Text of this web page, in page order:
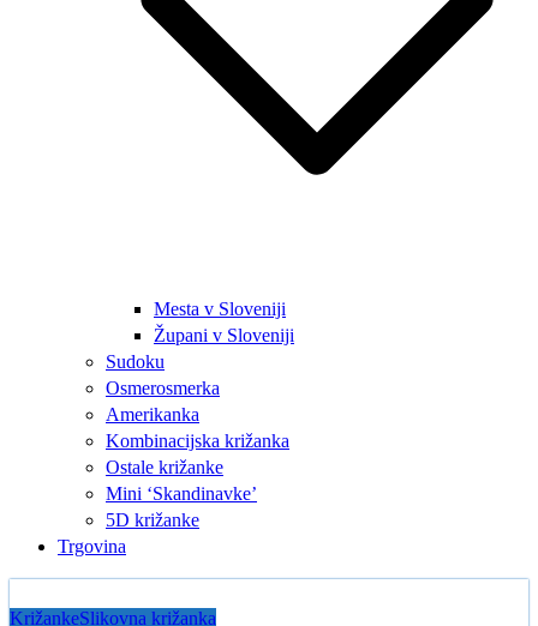
Mesta v Sloveniji
Župani v Sloveniji
Sudoku
Osmerosmerka
Amerikanka
Kombinacijska križanka
Ostale križanke
Mini ‘Skandinavke’
5D križanke
Trgovina
KrižankeSlikovna križanka